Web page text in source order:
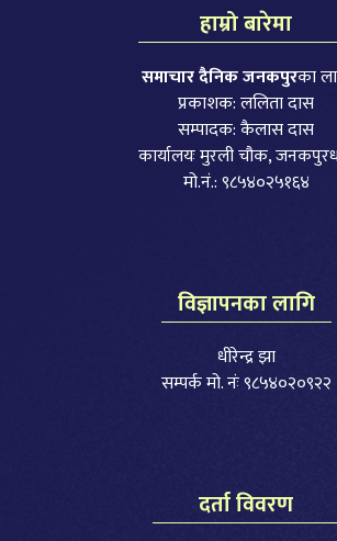
हाम्रो बारेमा
समाचार दैनिक जनकपुरका
प्रकाशक: ललिता दास
सम्पादक: कैलास दास
कार्यालयः मुरली चौक,
मो.नं.: ९८५४०२५१६४
विज्ञापनका लागि
धीरेन्द्र झा
सम्पर्क मो. नंः ९८५४०२०९२२
दर्ता विवरण